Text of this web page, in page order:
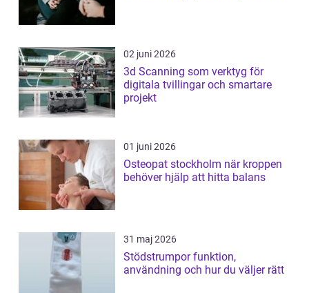
02 juni 2026
3d Scanning som verktyg för
digitala tvillingar och smartare
projekt
01 juni 2026
Osteopat stockholm när kroppen
behöver hjälp att hitta balans
31 maj 2026
Stödstrumpor funktion,
användning och hur du väljer rätt